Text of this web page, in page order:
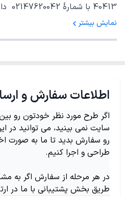
40413 با شمارهٔ 02147620042 داخلی 5 تماس بگیرید.
نمایش بیشتر
اطلاعات سفارش و
اگر طرح مورد نظر خودتون رو
سایت نمی بینید، می توانید
رو سفارش بدید تا ما به صورت
طراحی و اجرا کنیم.
در هر مرحله از سفارش اگر به
طریق بخش پشتیبانی با ما در